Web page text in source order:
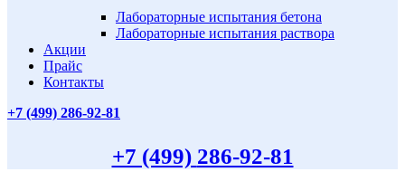
Лабораторные испытания бетона
Лабораторные испытания раствора
Акции
Прайс
Контакты
+7 (499) 286-92-81
+7 (499) 286-92-81